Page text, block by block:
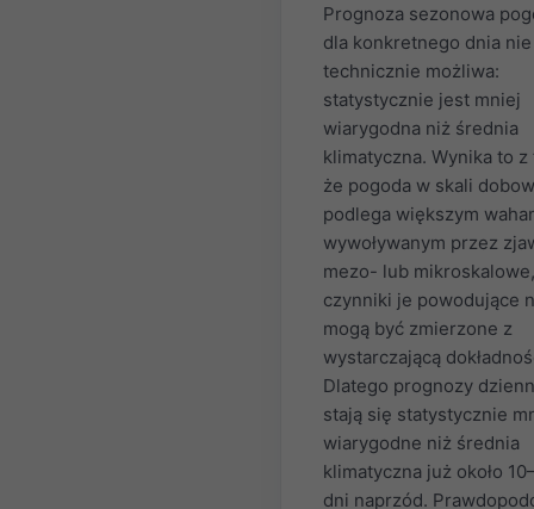
Prognoza sezonowa
dla konkretnego dnia
technicznie możliwa:
statystycznie jest mniej
wiarygodna niż średnia
klimatyczna. Wynika to z
że pogoda w skali
podlega większym
wywoływanym przez
mezo- lub
czynniki je powodujące
mogą być zmierzone z
wystarczającą
Dlatego prognozy
stają się statystycznie
wiarygodne niż średnia
klimatyczna już około
dni naprzód.